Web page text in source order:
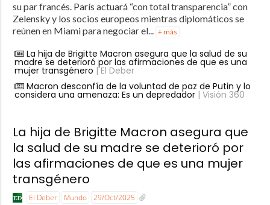
su par francés. París actuará “con total transparencia” con
Zelensky y los socios europeos mientras diplomáticos se
reúnen en Miami para negociar el... + más
La hija de Brigitte Macron asegura que la salud de su
madre se deterioró por las afirmaciones de que es una
mujer transgénero | El Deber
Macron desconfía de la voluntad de paz de Putin y lo
considera una amenaza: Es un depredador| Visión 360
La hija de Brigitte Macron asegura que
la salud de su madre se deterioró por
las afirmaciones de que es una mujer
transgénero
El Deber Mundo 29/Oct/2025